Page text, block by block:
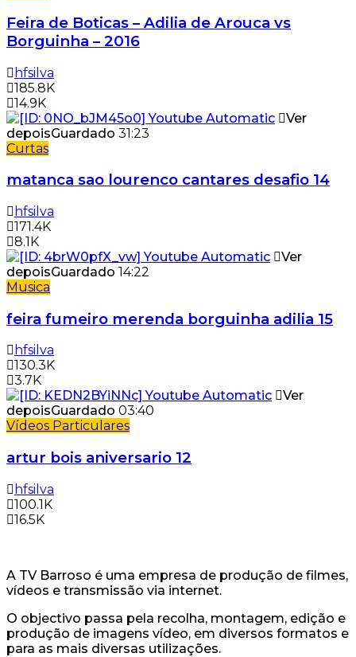
Feira de Boticas – Adilia de Arouca vs
Borguinha – 2016
hfsilva
185.8K
14.9K
Ver
depoisGuardado 31:23
Curtas
matanca sao lourenco cantares desafio 14
hfsilva
171.4K
8.1K
Ver
depoisGuardado 14:22
Musica
feira fumeiro merenda borguinha adilia 15
hfsilva
130.3K
3.7K
Ver
depoisGuardado 03:40
Vídeos Particulares
artur bois aniversario 12
hfsilva
100.1K
16.5K
A TV Barroso é uma empresa de produção de filmes,
vídeos e transmissão via internet.
O objectivo passa pela recolha, montagem, edição e
produção de imagens vídeo, em diversos formatos e
para as mais diversas utilizações.